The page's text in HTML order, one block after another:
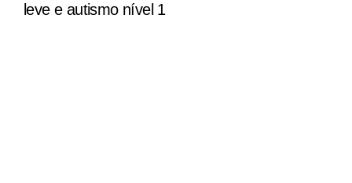
leve e autismo nível 1